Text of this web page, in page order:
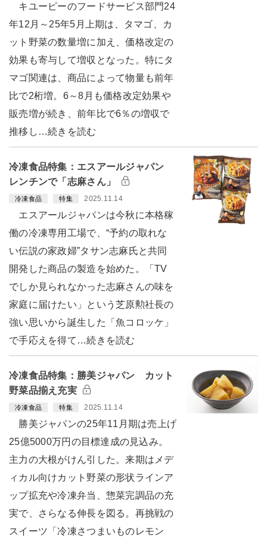
キユーピーのフードサービス部門24
年12月～25年5月上期は、タマゴ、カ
ット野菜の数量増に加え、価格改定の
効果も寄与して増収となった。特にタ
マゴ関連は、商品によって物量も前年
比で2桁増。6～8月も価格改定効果や
販売増が続き、前年比で6％の増収で
推移し…続きを読む
冷凍食品特集：エスアールジャパン
レンチンで「志麻さん」
冷凍食品 特集 2025.11.14
エスアールジャパンは今秋に本格稼
働の冷凍専用工場で、“予約の取れな
い伝説の家政婦”タサン志麻氏と共同
開発した商品の製造を始めた。「TV
でしか見られなかった志麻さんの味を
家庭に届けたい」という芝原勲社長の
強い思いから誕生した「魚コロッケ」
で手応えを得て…続きを読む
冷凍食品特集：勝美ジャパン カット
野菜品揃え充実
冷凍食品 特集 2025.11.14
勝美ジャパンの25年11月期は売上げ
25億5000万円の目標達成の見込み。
主力の大根がけん引した。来期はメデ
ィカル向けカット野菜の形状ラインア
ップ拡充や冷凍弁当、惣菜完調品の充
実で、さらなる伸長を図る。再挑戦の
スイーツ「冷凍さつまいものレモン